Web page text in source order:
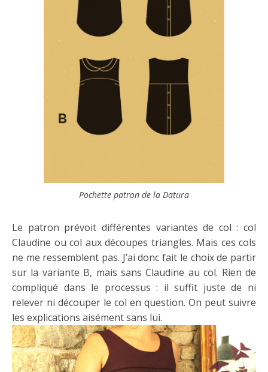
Pochette patron de la Datura
Le patron prévoit différentes variantes de col : col
Claudine ou col aux découpes triangles. Mais ces cols
ne me ressemblent pas. J’ai donc fait le choix de partir
sur la variante B, mais sans Claudine au col. Rien de
compliqué dans le processus : il suffit juste de ni
relever ni découper le col en question. On peut suivre
les explications aisément sans lui.